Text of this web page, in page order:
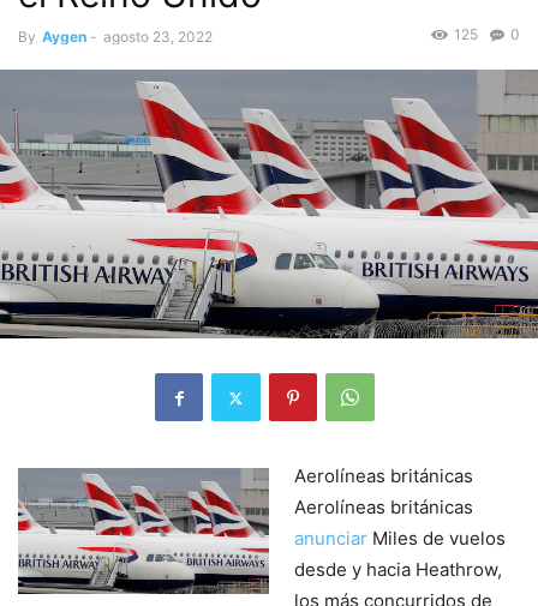
By Aygen - agosto 23, 2022 0
125
Aerolíneas británicas
Aerolíneas británicas
anunciar Miles de vuelos
desde y hacia Heathrow,
los más concurridos de